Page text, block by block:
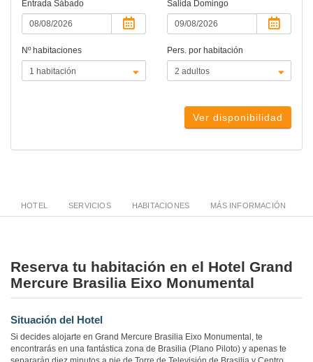
Entrada Sábado Salida Domingo
Nº habitaciones Pers. por habitación
Ver disponibilidad
HOTEL SERVICIOS HABITACIONES MÁS INFORMACIÓN
Reserva tu habitación en el Hotel Grand
Mercure Brasilia Eixo Monumental
Situación del Hotel
Si decides alojarte en Grand Mercure Brasilia Eixo Monumental, te
encontrarás en una fantástica zona de Brasilia (Plano Piloto) y apenas te